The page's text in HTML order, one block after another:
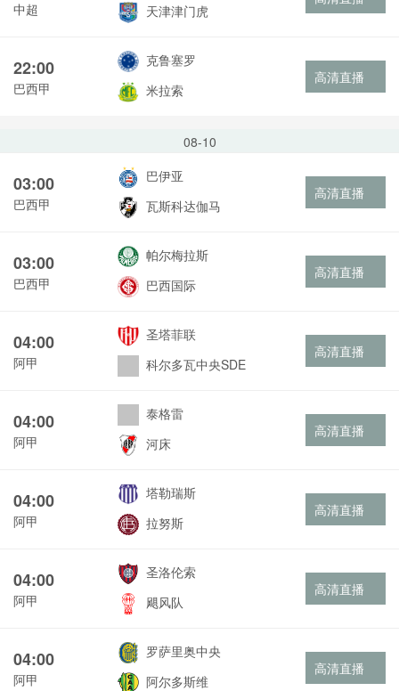
中超 天津津门虎
22:00
巴西甲
克鲁塞罗
米拉索
高清直播
08-10
03:00
巴西甲
巴伊亚
瓦斯科达伽马
高清直播
03:00
巴西甲
帕尔梅拉斯
巴西国际
高清直播
04:00
阿甲
圣塔菲联
科尔多瓦中央SDE
高清直播
04:00
阿甲
泰格雷
河床
高清直播
04:00
阿甲
塔勒瑞斯
拉努斯
高清直播
04:00
阿甲
圣洛伦索
飓风队
高清直播
04:00
阿甲
罗萨里奥中央
阿尔多斯维
高清直播